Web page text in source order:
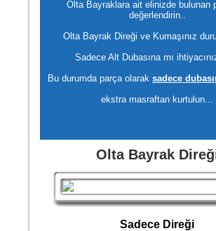
Olta Bayraklara ait elinizde bulunan
değerlendirin..
Olta Bayrak Direği ve Kumaşınız
Sadece Alt Dubasına mı
Bu durumda parça olarak sadece
ekstra masraftan kurtulun...
Olta Bayrak
Sadece Direği